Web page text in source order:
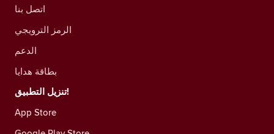
اتصل بنا
الرمز الترويجي
الدعم
بطاقة هدايا
تنزيل التطبيق!
App Store